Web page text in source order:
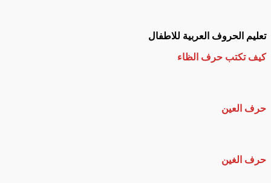
تعليم الحروف العربية للاطفال
كيف تكتب حرف الظاء
حرف العين
حرف الغين